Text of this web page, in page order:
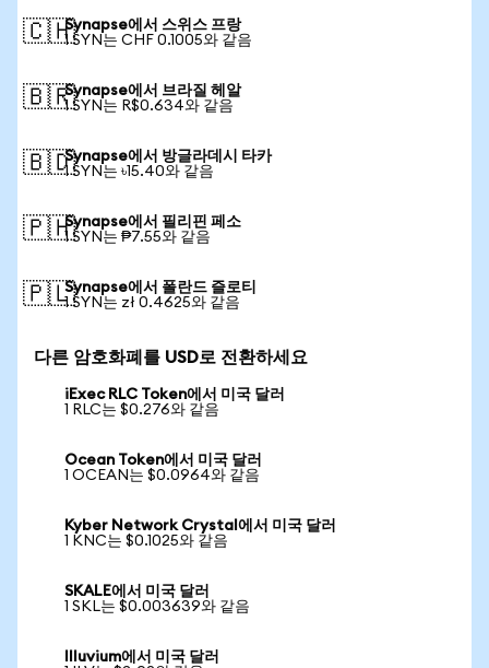
🇨🇭Synapse에서 스위스 프랑
1 SYN는 CHF 0.1005와 같음
🇧🇷Synapse에서 브라질 헤알
1 SYN는 R$0.634와 같음
🇧🇩Synapse에서 방글라데시 타카
1 SYN는 ৳15.40와 같음
🇵🇭Synapse에서 필리핀 페소
1 SYN는 ₱7.55와 같음
🇵🇱Synapse에서 폴란드 즐로티
1 SYN는 zł 0.4625와 같음
다른 암호화폐를 USD로 전환하세요
iExec RLC Token에서 미국 달러
1 RLC는 $0.276와 같음
Ocean Token에서 미국 달러
1 OCEAN는 $0.0964와 같음
Kyber Network Crystal에서 미국 달러
1 KNC는 $0.1025와 같음
SKALE에서 미국 달러
1 SKL는 $0.003639와 같음
Illuvium에서 미국 달러